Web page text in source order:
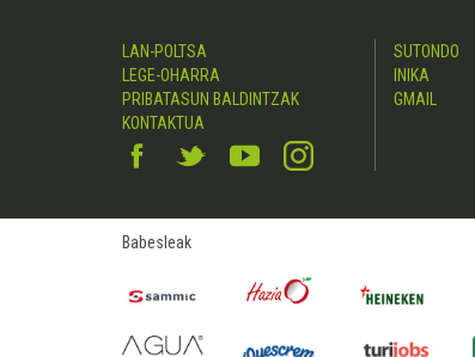
LAN-POLTSA
LEGE-OHARRA
PRIBATASUN BALDINTZAK
KONTAKTUA
SUTONDO
INIKA
GMAIL
Babesleak